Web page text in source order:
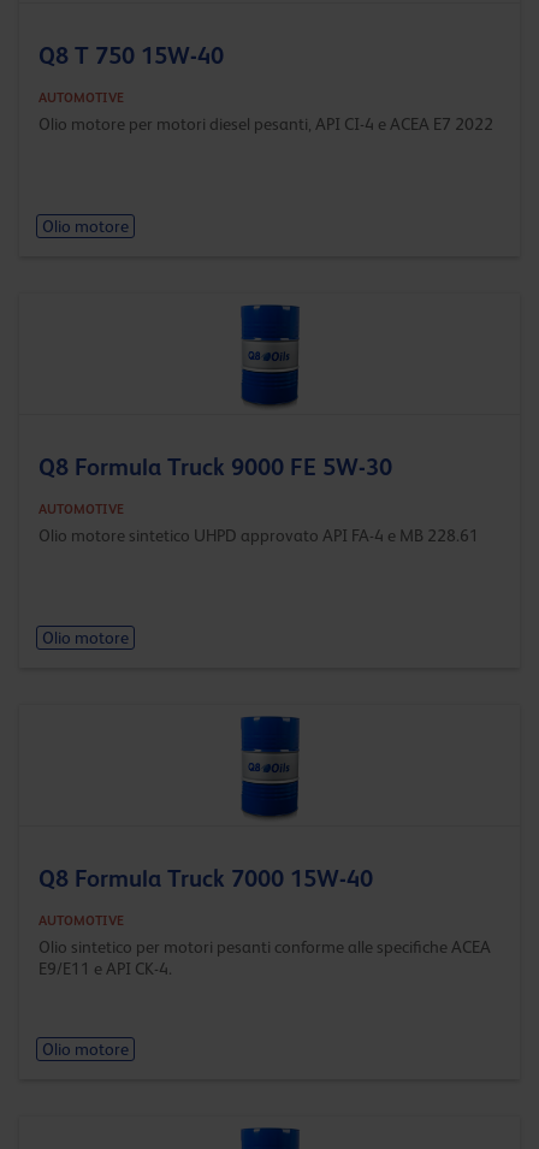
Q8 T 750 15W-40
AUTOMOTIVE
Olio motore per motori diesel pesanti, API CI-4 e ACEA E7 2022
Olio motore
Q8 Formula Truck 9000 FE 5W-30
AUTOMOTIVE
Olio motore sintetico UHPD approvato API FA-4 e MB 228.61
Olio motore
Q8 Formula Truck 7000 15W-40
AUTOMOTIVE
Olio sintetico per motori pesanti conforme alle specifiche ACEA
E9/E11 e API CK-4.
Olio motore